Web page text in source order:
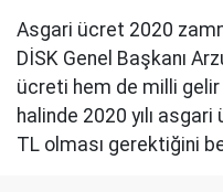
Asgari ücret 2020
DİSK Genel Başkanı
ücreti hem de milli gelir
halinde 2020 yılı
TL olması gerektiğini